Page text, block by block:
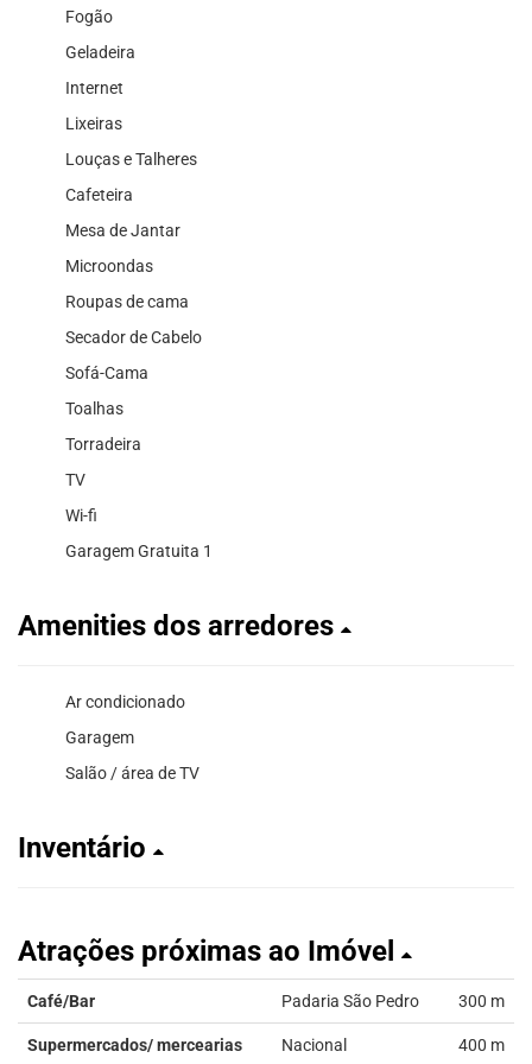
Fogão
Geladeira
Internet
Lixeiras
Louças e Talheres
Cafeteira
Mesa de Jantar
Microondas
Roupas de cama
Secador de Cabelo
Sofá-Cama
Toalhas
Torradeira
TV
Wi-fi
Garagem Gratuita 1
Amenities dos arredores
Ar condicionado
Garagem
Salão / área de TV
Inventário
Atrações próximas ao Imóvel
Café/Bar Padaria São Pedro 300 m
Supermercados/ mercearias Nacional 400 m